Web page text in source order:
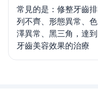
常見的是：修整牙齒排
列不齊、形態異常、色
澤異常、黑三角，達到
牙齒美容效果的治療